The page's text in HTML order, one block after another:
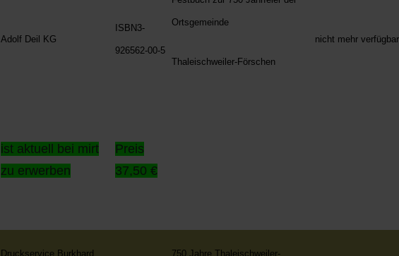
Adolf Deil KG
ISBN3-
926562-00-5
Ortsgemeinde
Thaleischweiler-Förschen
nicht mehr verfügbar
ist aktuell bei mirt
zu erwerben
Preis
37,50 €
Druckservice Burkhard, 750 Jahre Thaleischweiler-